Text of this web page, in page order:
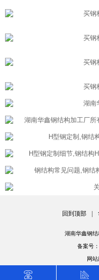
回到顶部 |
湖南华鑫钢
备案号
网站